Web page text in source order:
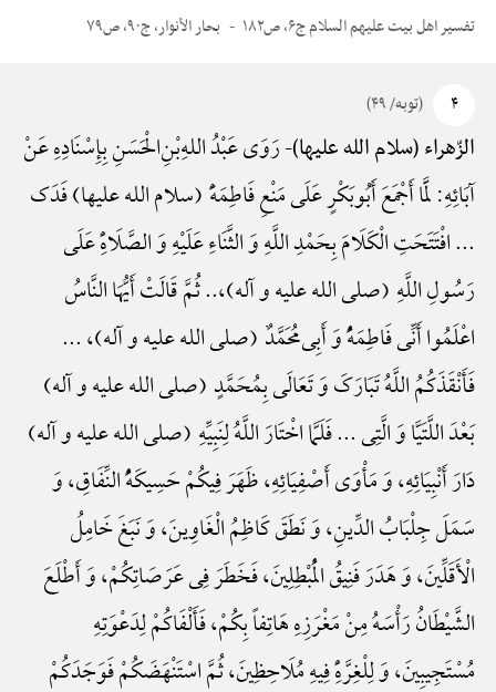
تفسیر اهل بیت علیهم السلام ج۶، ص۱۸۲ بحار الأنوار، ج۹۰، ص۷۹
۴ (توبه/ ۴۹)
الزّهراء (سلام الله علیها)-رَوَی عَبْدُ اللهِ‌بْنِ‌الْحَسَنِ بِإِسْنَادِهِ عَنْ
آبَائِهِ: لَمَّا أَجْمَعَ أَبُوبَکْرٍ عَلَی مَنْعِ فَاطِمَهًَْ (سلام الله علیها) فَدَک
... افْتَتَحَتِ الْکَلَامَ بِحَمْدِ اللَّهِ وَ الثَّنَاءِ عَلَیْهِ وَ الصَّلَاهًِْ عَلَی
رَسُولِ اللَّهِ (صلی الله علیه و آله)،.. ثُمَّ قَالَتْ أَیُّهَا النَّاسُ
اعْلَمُوا أَنِّی فَاطِمَهًُْ وَ أَبِی‌مُحَمَّدٌ (صلی الله علیه و آله)، ...
فَأَنْقَذَکُمُ اللَّهُ تَبَارَکَ وَ تَعَالَی بِمُحَمَّدٍ (صلی الله علیه و آله)
بَعْدَ اللَّتَیَّا وَ الَّتِی ... فَلَمَّا اخْتَارَ اللَّهُ لِنَبِیِّهِ (صلی الله علیه و آله)
دَارَ أَنْبِیَائِهِ، وَ مَأْوَی أَصْفِیَائِهِ، ظَهَرَ فِیکُمْ حَسِیکَهًُْ النِّفَاقِ، وَ
سَمَلَ جِلْبَابُ الدِّینِ، وَ نَطَقَ کَاظِمُ الْغَاوِینَ، وَ نَبَغَ خَامِلُ
الْأَقَلِّینَ، وَ هَدَرَ فَنِیقُ الْمُبْطِلِینَ، فَخَطَرَ فِی عَرَصَاتِکُمْ، وَ أَطْلَعَ
الشَّیْطَانُ رَأْسَهُ مِنْ مَغْرَزِهِ هَاتِفاً بِکُمْ، فَأَلْفَاکُمْ لِدَعْوَتِهِ
مُسْتَجِیبِینَ، وَ لِلْغِرَّهًِْ فِیهِ مُلَاحِظِینَ، ثُمَّ اسْتَنْهَضَکُمْ فَوَجَدَکُمْ